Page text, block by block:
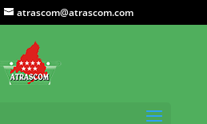
atrascom@atrascom.com